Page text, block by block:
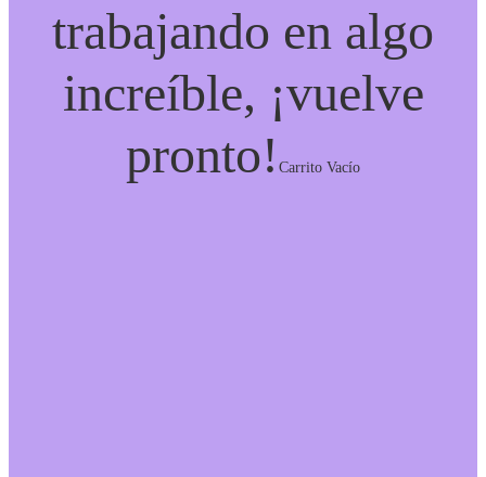
trabajando en algo
increíble, ¡vuelve
pronto!